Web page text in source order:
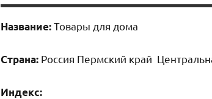
Название:Товары для дома
Страна: Россия Пермский край
Индекс: